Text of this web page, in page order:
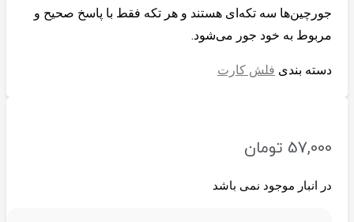
جورچین‌ها سه تکه‌ای هستند و هر تکه فقط با پاسخ صحیح و
مربوط به خود جور می‌شود.
دسته بندی فلش کارت
57,000 تومان
در انبار موجود نمی باشد